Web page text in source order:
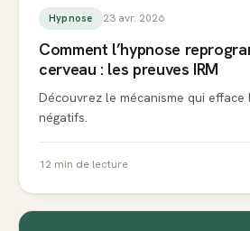
Hypnose 23 avr. 2026
Comment l’hypnose
cerveau : les preuves IRM
Découvrez le mécanisme qui efface
négatifs.
12 min de lecture